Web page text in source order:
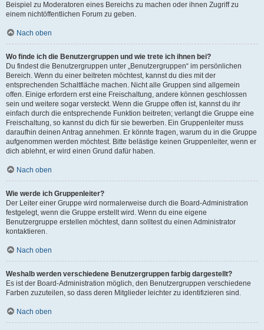
Beispiel zu Moderatoren eines Bereichs zu machen oder ihnen Zugriff zu
einem nichtöffentlichen Forum zu geben.
Nach oben
Wo finde ich die Benutzergruppen und wie trete ich ihnen bei?
Du findest die Benutzergruppen unter „Benutzergruppen“ im persönlichen
Bereich. Wenn du einer beitreten möchtest, kannst du dies mit der
entsprechenden Schaltfläche machen. Nicht alle Gruppen sind allgemein
offen. Einige erfordern erst eine Freischaltung, andere können geschlossen
sein und weitere sogar versteckt. Wenn die Gruppe offen ist, kannst du ihr
einfach durch die entsprechende Funktion beitreten; verlangt die Gruppe eine
Freischaltung, so kannst du dich für sie bewerben. Ein Gruppenleiter muss
daraufhin deinen Antrag annehmen. Er könnte fragen, warum du in die Gruppe
aufgenommen werden möchtest. Bitte belästige keinen Gruppenleiter, wenn er
dich ablehnt, er wird einen Grund dafür haben.
Nach oben
Wie werde ich Gruppenleiter?
Der Leiter einer Gruppe wird normalerweise durch die Board-Administration
festgelegt, wenn die Gruppe erstellt wird. Wenn du eine eigene
Benutzergruppe erstellen möchtest, dann solltest du einen Administrator
kontaktieren.
Nach oben
Weshalb werden verschiedene Benutzergruppen farbig dargestellt?
Es ist der Board-Administration möglich, den Benutzergruppen verschiedene
Farben zuzuteilen, so dass deren Mitglieder leichter zu identifizieren sind.
Nach oben